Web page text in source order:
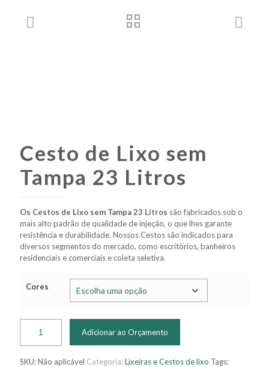
Cesto de Lixo sem
Tampa 23 Litros
Os Cestos de Lixo sem Tampa 23 Litros são fabricados sob o
mais alto padrão de qualidade de injeção, o que lhes garante
resistência e durabilidade. Nossos Cestos são indicados para
diversos segmentos do mercado, como escritórios, banheiros
residenciais e comerciais e coleta seletiva.
Cores
Adicionar ao Orçamento
SKU:Não aplicável Categoria:Lixeiras e Cestos de lixo Tags: